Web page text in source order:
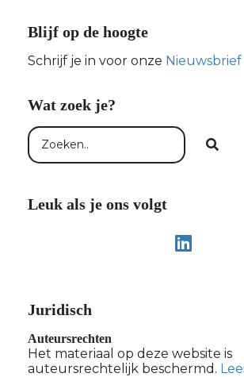
Blijf op de hoogte
Schrijf je in voor onze Nieuwsbrief
Wat zoek je?
Leuk als je ons volgt
Juridisch
Auteursrechten
Het materiaal op deze website is
auteursrechtelijk beschermd.